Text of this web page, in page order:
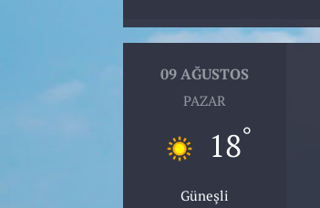
09 AĞUSTOS
PAZAR
18°
Güneşli